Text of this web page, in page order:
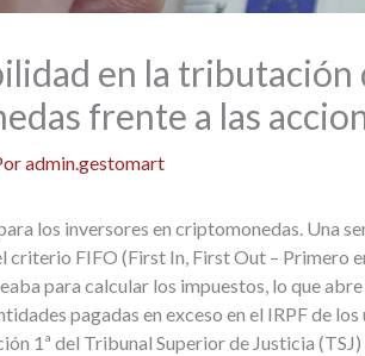
en la tributación
frente a las
admin.gestomart
los inversores en criptomonedas. Una
criterio FIFO (First In, First Out – Primero
para calcular los impuestos, lo que
pagadas en exceso en el IRPF de
1ª del Tribunal Superior de Justicia